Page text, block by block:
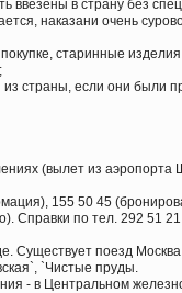
ввезены в страну без
наказани очень
старинные
страны, если они были
(вылет из
155 50 45
Справки по тел. 292 51
Существует поезд
`Чистые пруды.
- в Центральном